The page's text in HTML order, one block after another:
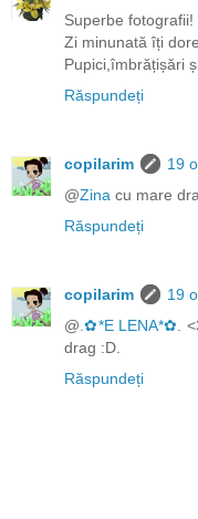
Superbe fotografii!
Zi minunată îți
Pupici,îmbrățișări
Răspundeți
copilarim
19
@Zina cu mare
Răspundeți
copilarim
19
@ .✿*E LENA*✿.
drag :D.
Răspundeți